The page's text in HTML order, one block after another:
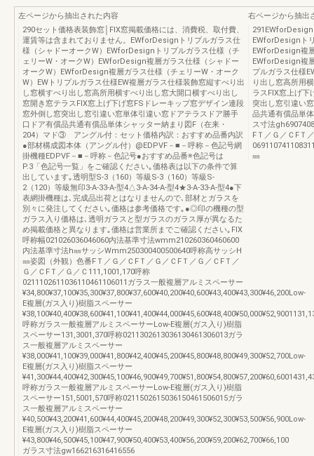
左ページから抽出された内容
290セット価格表装飾窓│FIX窓掲載価格には、消費税、取付費、
運賃等は含まれておりません。EWforDesignトリプルガラス仕
様（シャドーオークW）EWforDesignトリプルガラス仕様（チ
ェリーW・オークW）EWforDesign複層ガラス仕様（シャドー
オークW）EWforDesign複層ガラス仕様（チェリーW・オーク
W）EWトリプルガラス仕様EW複層ガラス仕様装飾窓縦すべり出
し窓横すべり出し窓高所用横すべり出し窓大開口横すべり出し
窓開き窓テラスFIX窓上げ下げ窓FSドレーキップ窓デザイン連段
窓外倒し窓突出し窓引違い窓単体引違い窓ドアテラスドア勝手
口ドア有償品共通有償品単体シャッター納まり図F（在来・
204）マド③ アングル付：セット価格内訳：おすすめ品番内訳
●部材構成図本体（アングル付）@EDPVF－■－呼称－色記号網
掛機種EDPVF－■－呼称－色記号●おすすめ品番※色記号は
P.3「色記号一覧」をご確認ください｡価格表は以下の条件で算
出しています｡透明型S-3（160）等級S-3（160）等級S-
2（120）等級無印3-A-33-A-型4△3-A-34-A-型4★3-A-33-A-型4●下
表網掛機種は､完成品出荷とはなりませんので､部材とガラスを
別々に発注してください｡価格は参考価格です｡●◎印の機種の型
ガラス入り価格は､透明ガラスと型ガラスのガラス厚が異なるた
め掲載価格と異なります｡価格は営業所までご確認ください｡FIX
呼称幅021026036046060内法基準寸法wmm210260360460600
内法基準寸法h㎜サッシWmm250300400500640呼称高サッシH
㎜姿図（外観）色番FＴ／Ｇ／ＣFＴ／Ｇ／ＣFＴ／Ｇ／ＣFＴ／
Ｇ／ＣFＴ／Ｇ／Ｃ111,1001,170呼称
0211102611036110461106011ガラス一般複層アルミスペーサー
¥34,800¥37,100¥35,300¥37,800¥37,600¥40,200¥40,600¥43,400¥43,300¥46,200Low-
E複層(ガス入り)樹脂スペーサー
呼称ガラス一般複層アルミスペーサーLow-E複層(ガス入り)樹脂
スペーサー131,3001,370呼称0211302613036130461306013ガラ
ス一般複層アルミスペーサー
¥38,000¥41,100¥39,000¥41,800¥42,400¥45,200¥45,800¥48,800¥49,300¥52,700Low-
E複層(ガス入り)樹脂スペーサー
呼称ガラス一般複層アルミスペーサーLow-E複層(ガス入り)樹脂
スペーサー151,5001,570呼称0211502615036150461506015ガラ
ス一般複層アルミスペーサー
¥40,500¥43,200¥41,600¥44,400¥45,200¥48,200¥49,300¥52,300¥53,500¥56,900Low-
E複層(ガス入り)樹脂スペーサー
¥43,800¥46,500¥45,100¥47,900¥50,400¥53,400¥56,200¥59,200¥62,700¥66,100
ガラス寸法gw166216316416556
右ページから抽出
EWforDesignト
EWforDesign複
EWforDesign複
プルガラス仕様
り出し窓高所用
ラスFIX窓上げ下
突出し窓引違い
品共通有償品単
ス寸法
FＴ／Ｇ／ＣFＴ
㎜